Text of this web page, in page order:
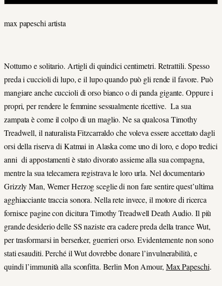
max papeschi artista
Notturno e solitario. Artigli di quindici centimetri. Retrattili. Spesso
preda i cuccioli di lupo, e il lupo quando può gli rende il favore. Può
mangiare anche cuccioli di orso bianco o di panda gigante. Oppure i
propri, per rendere le femmine sessualmente ricettive. La sua
zampata è come il colpo di un maglio. Ne sa qualcosa Timothy
Treadwell, il naturalista Fitzcarraldo che voleva essere accettato dagli
orsi della riserva di Katmai in Alaska come uno di loro, e dopo tredici
anni di appostamenti è stato divorato assieme alla sua compagna,
mentre la sua telecamera registrava le loro urla. Nel documentario
Grizzly Man, Werner Herzog sceglie di non fare sentire quest’ultima
agghiacciante traccia sonora. Nella rete invece, il motore di ricerca
fornisce pagine con dicitura Timothy Treadwell Death Audio. Il più
grande desiderio delle SS naziste era cadere preda della trance Wut,
per trasformarsi in berserker, guerrieri orso. Evidentemente non sono
stati esauditi. Perché il Wut dovrebbe donare l’invulnerabilità, e
quindi l’immunità alla sconfitta. Berlin Mon Amour, Max Papeschi.